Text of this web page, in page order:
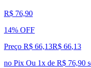
R$ 76,90
14% OFF
Preço R$ 66,13R$ 66,13
no Pix Ou 1x de R$ 76,90